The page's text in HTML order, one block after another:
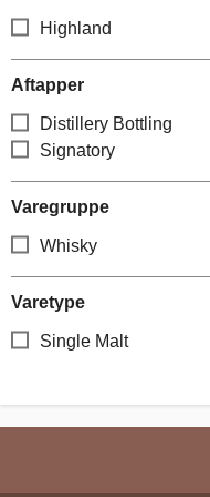
Highland
Aftapper
Distillery Bottling
Signatory
Varegruppe
Whisky
Varetype
Single Malt